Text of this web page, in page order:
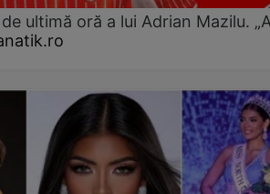
ultimă oră a lui Adrian Mazilu.